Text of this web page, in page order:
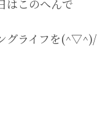
はこのへんで
グライフを(^▽^)/